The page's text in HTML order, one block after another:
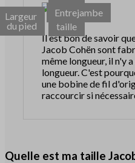
Tour
de
taille
Entrejambe
Largeur
du pied
Il est bon de savoir
Jacob Cohën sont
même longueur, il n'y
longueur. C'est
une bobine de fil
raccourcir si
Quelle est ma taille